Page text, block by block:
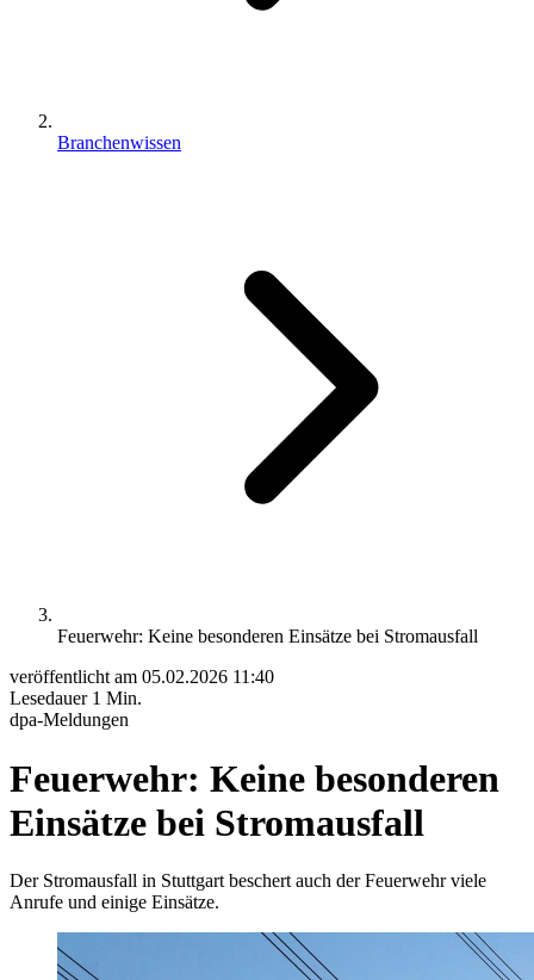
Branchenwissen
Feuerwehr: Keine besonderen Einsätze bei Stromausfall
veröffentlicht am 05.02.2026 11:40
Lesedauer 1 Min.
dpa-Meldungen
Feuerwehr: Keine besonderen
Einsätze bei Stromausfall
Der Stromausfall in Stuttgart beschert auch der Feuerwehr viele
Anrufe und einige Einsätze.